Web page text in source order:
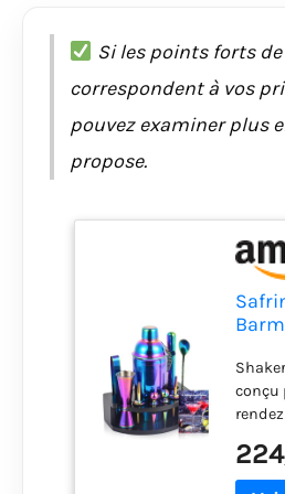
Si les points forts
correspondent à vos
pouvez examiner plus
propose.
12
à
conçu
conçu